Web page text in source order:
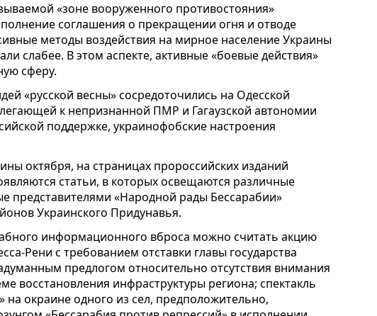
«зоне вооруженного противостояния»
соглашения о прекращении огня и отводе
методы воздействия на мирное население Украины
слабее. В этом аспекте, активные «боевые действия»
сферу.
«русской весны» сосредоточились на Одесской
к непризнанной ПМР и Гагаузской автономии
поддержке, украинофобские настроения
октября, на страницах пророссийских изданий
статьи, в которых освещаются различные
представителями «Народной рады Бессарабии»
Украинского Придунавья.
информационного вброса можно считать акцию
Рени с требованием отставки главы государства
предлогом относительно отсутствия внимания
восстановления инфраструктуры региона; спектакль
на окраине одного из сел, предположительно,